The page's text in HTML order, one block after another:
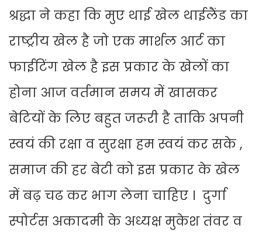
श्रद्धा ने कहा कि मुए थाई खेल थाईलैंड का
राष्ट्रीय खेल है जो एक मार्शल आर्ट का
फाईटिंग खेल है इस प्रकार के खेलों का
होना आज वर्तमान समय में खासकर
बेटियों के लिए बहुत जरूरी है ताकि अपनी
स्वयं की रक्षा व सुरक्षा हम स्वयं कर सके ,
समाज की हर बेटी को इस प्रकार के खेल
में बढ़ चढ कर भाग लेना चाहिए । दुर्गा
स्पोर्टस अकादमी के अध्यक्ष मुकेश तंवर व